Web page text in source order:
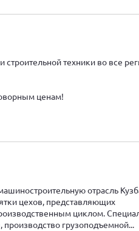
техники во все
ценам!
отрасль
цехов, представляющих
циклом.
грузоподъемной...